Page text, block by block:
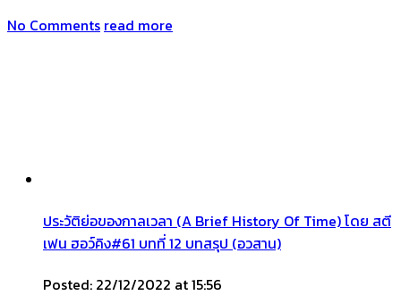
No Comments read more
ประวัติย่อของกาลเวลา (A Brief History Of Time) โดย สตี
เฟน ฮอว์คิง#61 บทที่ 12 บทสรุป (อวสาน)
Posted: 22/12/2022 at 15:56